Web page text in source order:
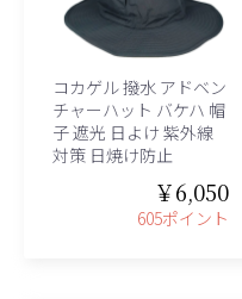
コカゲル 撥水 アドベン
チャーハット バケハ 帽
子 遮光 日よけ 紫外線
対策 日焼け防止
￥6,050
605ポイント